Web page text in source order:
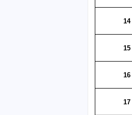
14
15
16
17